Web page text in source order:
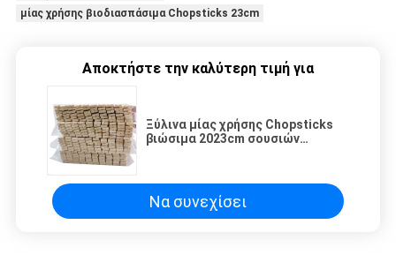
μίας χρήσης βιοδιασπάσιμα Chopsticks 23cm
Αποκτήστε την καλύτερη τιμή για
Ξύλινα μίας χρήσης Chopsticks
βιώσιμα 2023cm σουσιών
Να συνεχίσει